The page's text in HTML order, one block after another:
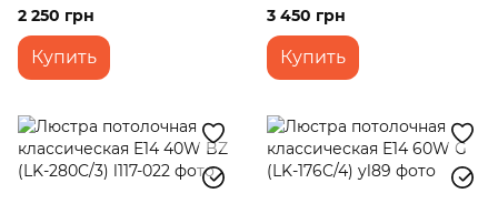
(LK-170C/3)
2 250 грн
Купить
G (LK-560C/5)
3 450 грн
Купить